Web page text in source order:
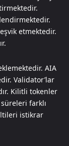
etmektedir.
AIA
Validator’lar
Kilitli tokenler
farklı
istikrar